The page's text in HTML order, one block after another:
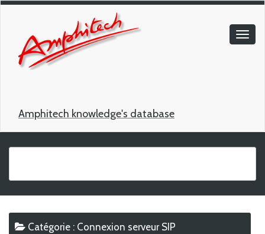
Amphitech knowledge's database
Catégorie : Connexion serveur SIP